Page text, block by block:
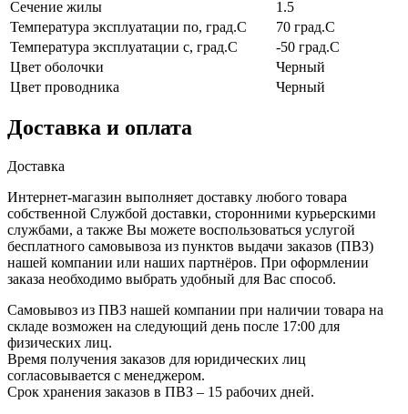
Сечение жилы
1.5
Температура эксплуатации по, град.C
70 град.C
Температура эксплуатации с, град.C
-50 град.C
Цвет оболочки
Черный
Цвет проводника
Черный
Доставка и оплата
Доставка
Интернет-магазин выполняет доставку любого товара
собственной Службой доставки, сторонними курьерскими
службами, а также Вы можете воспользоваться услугой
бесплатного самовывоза из пунктов выдачи заказов (ПВЗ)
нашей компании или наших партнёров. При оформлении
заказа необходимо выбрать удобный для Вас способ.
Самовывоз из ПВЗ нашей компании при наличии товара на
складе возможен на следующий день после 17:00 для
физических лиц.
Время получения заказов для юридических лиц
согласовывается с менеджером.
Срок хранения заказов в ПВЗ – 15 рабочих дней.